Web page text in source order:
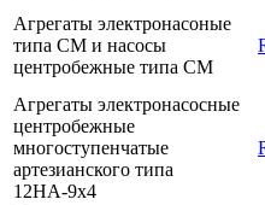
Агрегаты электронасоные
типа СМ и насосы
центробежные типа СМ
Агрегаты электронасосные
центробежные
многоступенчатые
артезианского типа
12НА-9х4